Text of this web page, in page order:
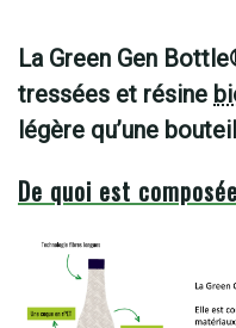
La Green Gen
tressées et résine
légère qu’une
De quoi est